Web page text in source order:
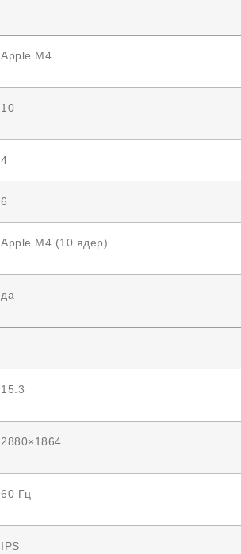
Apple M4
10
4
6
Apple M4 (10 ядер)
да
15.3
2880×1864
60 Гц
IPS